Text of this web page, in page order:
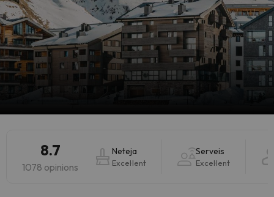
8.7
1078 opinions
Neteja
Excel·lent
Serveis
Excel·lent